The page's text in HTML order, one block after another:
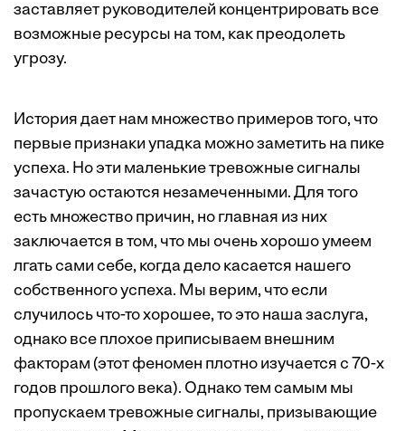
заставляет руководителей концентрировать все
возможные ресурсы на том, как преодолеть
угрозу.
История дает нам множество примеров того, что
первые признаки упадка можно заметить на пике
успеха. Но эти маленькие тревожные сигналы
зачастую остаются незамеченными. Для того
есть множество причин, но главная из них
заключается в том, что мы очень хорошо умеем
лгать сами себе, когда дело касается нашего
собственного успеха. Мы верим, что если
случилось что-то хорошее, то это наша заслуга,
однако все плохое приписываем внешним
факторам (этот феномен плотно изучается с 70-х
годов прошлого века). Однако тем самым мы
пропускаем тревожные сигналы, призывающие